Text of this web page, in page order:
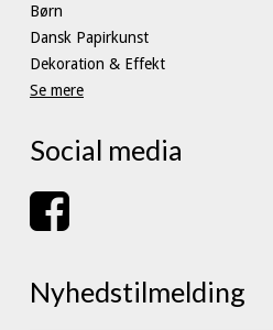
Børn
Dansk Papirkunst
Dekoration & Effekt
Se mere
Social media
Nyhedstilmelding